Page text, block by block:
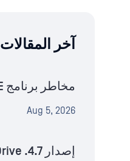
آخر المقالات
مخاطر برنامج IntelligentFILE
Aug 5, 2026